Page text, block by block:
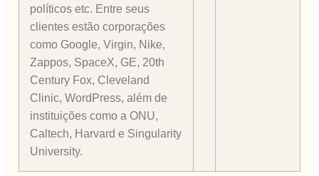
políticos etc. Entre seus
clientes estão corporações
como Google, Virgin, Nike,
Zappos, SpaceX, GE, 20th
Century Fox, Cleveland
Clinic, WordPress, além de
instituições como a ONU,
Caltech, Harvard e Singularity
University.